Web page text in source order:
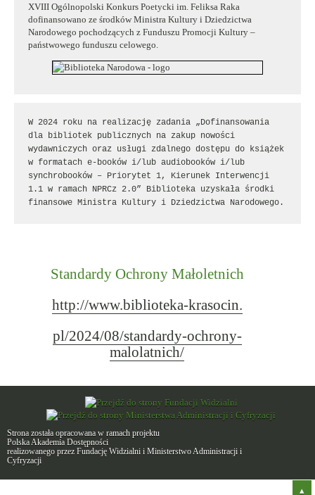
XVIII Ogólnopolski Konkurs Poetycki im. Feliksa Raka
dofinansowano ze środków Ministra Kultury i Dziedzictwa
Narodowego pochodzących z Funduszu Promocji Kultury –
państwowego funduszu celowego.
W 2024 roku na realizację zadania „Dofinansowania
dla bibliotek publicznych na zakup nowości
wydawniczych oraz usługi zdalnego dostępu do książek
w formatach e-booków i/lub audiobooków i/lub
synchrobooków – Priorytet 1, Kierunek Interwencji
1.1 w ramach NPRCz 2.0” Biblioteka uzyskała środki
finansowe Ministra Kultury i Dziedzictwa Narodowego.
Standardy Ochrony Małoletnich
http://www.biblioteka-krasocin.
pl/2024/08/standardy-ochrony-
malolatnich/
Strona została opracowana w ramach projektu
Polska Akademia Dostępności
realizowanego przez Fundację Widzialni i Ministerstwo Administracji i
Cyfryzacji
Do